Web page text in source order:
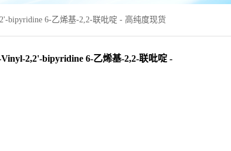
bipyridine 6-乙烯基-2,2-联吡啶 - 高纯度现货
2,2'-bipyridine 6-乙烯基-2,2-联吡啶 -